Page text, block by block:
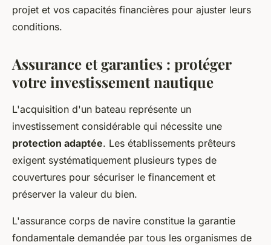
projet et vos capacités financières pour ajuster leurs
conditions.
Assurance et garanties : protéger
votre investissement nautique
L'acquisition d'un bateau représente un
investissement considérable qui nécessite une
protection adaptée. Les établissements prêteurs
exigent systématiquement plusieurs types de
couvertures pour sécuriser le financement et
préserver la valeur du bien.
L'assurance corps de navire constitue la garantie
fondamentale demandée par tous les organismes de